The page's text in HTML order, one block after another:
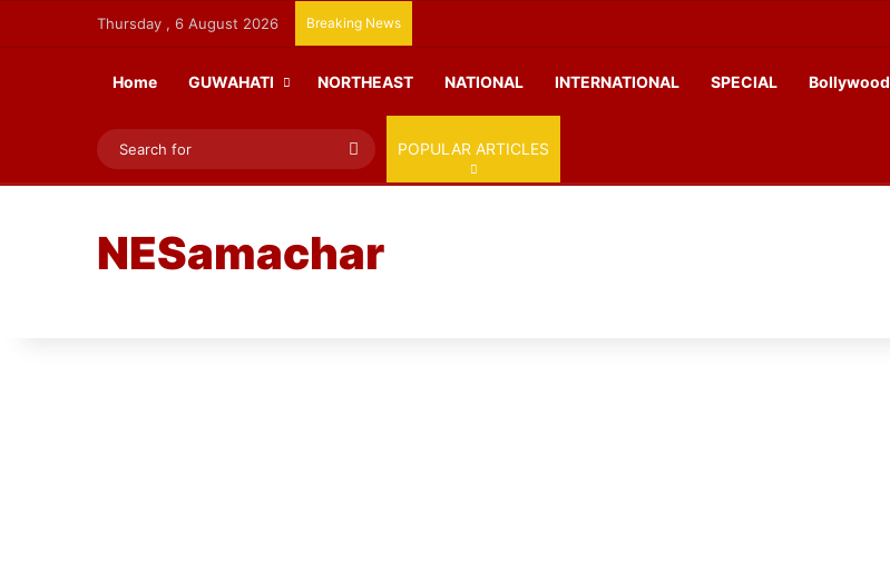
Thursday , 6 August 2026 Breaking News
Home GUWAHATI NORTHEAST NATIONAL INTERNATIONAL SPECIAL Bollywood
Search
for
POPULAR ARTICLES
NESamachar